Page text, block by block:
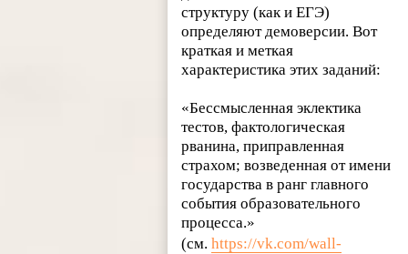
структуру (как и ЕГЭ)
определяют демоверсии. Вот
краткая и меткая
характеристика этих заданий:
«Бессмысленная эклектика
тестов, фактологическая
рванина, приправленная
страхом; возведенная от имени
государства в ранг главного
события образовательного
процесса.»
(см.https://vk.com/wall-